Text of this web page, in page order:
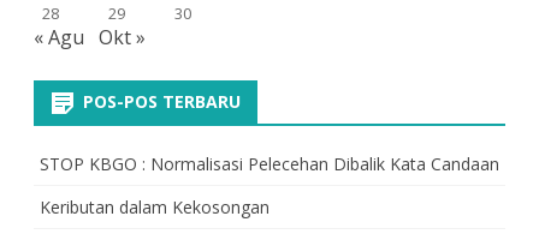
28
29 30
« Agu Okt »
POS-POS TERBARU
STOP KBGO : Normalisasi Pelecehan Dibalik Kata Candaan
Keributan dalam Kekosongan